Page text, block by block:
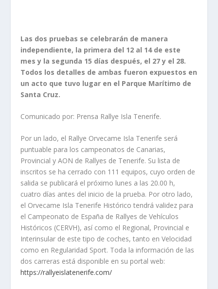
Las dos pruebas se celebrarán de manera
independiente, la primera del 12 al 14 de este
mes y la segunda 15 días después, el 27 y el 28.
Todos los detalles de ambas fueron expuestos en
un acto que tuvo lugar en el Parque Marítimo de
Santa Cruz.
Comunicado por: Prensa Rallye Isla Tenerife.
Por un lado, el Rallye Orvecame Isla Tenerife será
puntuable para los campeonatos de Canarias,
Provincial y AON de Rallyes de Tenerife. Su lista de
inscritos se ha cerrado con 111 equipos, cuyo orden de
salida se publicará el próximo lunes a las 20.00 h,
cuatro días antes del inicio de la prueba. Por otro lado,
el Orvecame Isla Tenerife Histórico tendrá validez para
el Campeonato de España de Rallyes de Vehículos
Históricos (CERVH), así como el Regional, Provincial e
Interinsular de este tipo de coches, tanto en Velocidad
como en Regularidad Sport. Toda la información de las
dos carreras está disponible en su portal web:
https://rallyeislatenerife.com/